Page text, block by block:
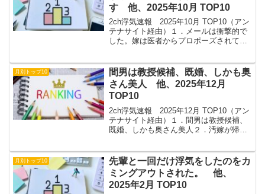
す 他、2025年10月 TOP10
2ch浮気速報 2025年10月 TOP10（アン
テナサイト経由）１．メールは衝撃的で
した。嫁は医者からプロポーズされてい
男がいて、子供の父親も、その男か夫か
わからな...
月別トップ10
間男は教授候補、既婚、しかも奥
さん美人 他、2025年12月
TOP10
2ch浮気速報 2025年12月 TOP10（アン
テナサイト経由）１．間男は教授候補、
既婚、しかも奥さん美人２．汚嫁が帰っ
ンしはじめた３．有給消化の半休取って
自宅に帰る...
月別トップ10
先輩と一回だけ浮気をしたのをカ
ミングアウトされた。 他、
2025年2月 TOP10